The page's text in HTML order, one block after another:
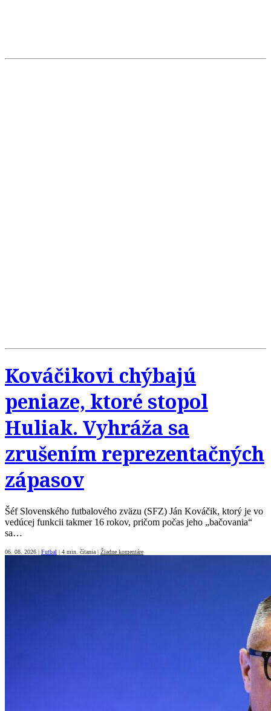
Kováčikovi chýbajú
peniaze, ktoré stopol
Huliak. Vyhráža sa
zrušením reprezentačných
zápasov
Šéf Slovenského futbalového zväzu (SFZ) Ján Kováčik, ktorý je vo
vedúcej funkcii takmer 16 rokov, pričom počas jeho „bačovania“
sa…
06. 08. 2026 | Futbal | 4 min. čítania | Žiadne komentáre